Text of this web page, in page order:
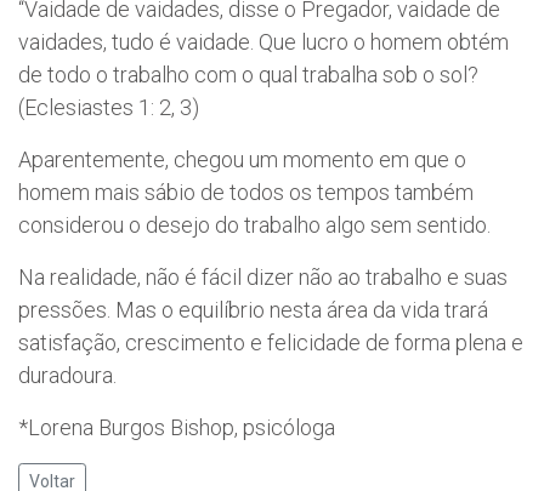
“Vaidade de vaidades, disse o Pregador, vaidade de
vaidades, tudo é vaidade. Que lucro o homem obtém
de todo o trabalho com o qual trabalha sob o sol?
(Eclesiastes 1: 2, 3)
Aparentemente, chegou um momento em que o
homem mais sábio de todos os tempos também
considerou o desejo do trabalho algo sem sentido.
Na realidade, não é fácil dizer não ao trabalho e suas
pressões. Mas o equilíbrio nesta área da vida trará
satisfação, crescimento e felicidade de forma plena e
duradoura.
*Lorena Burgos Bishop, psicóloga
Voltar